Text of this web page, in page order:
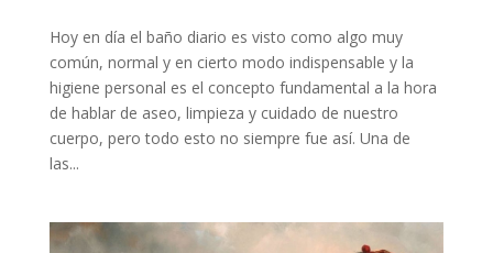
Hoy en día el baño diario es visto como algo muy
común, normal y en cierto modo indispensable y la
higiene personal es el concepto fundamental a la hora
de hablar de aseo, limpieza y cuidado de nuestro
cuerpo, pero todo esto no siempre fue así. Una de
las...